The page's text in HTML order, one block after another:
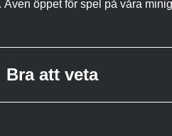
Även öppet för spel på våra
Bra att veta